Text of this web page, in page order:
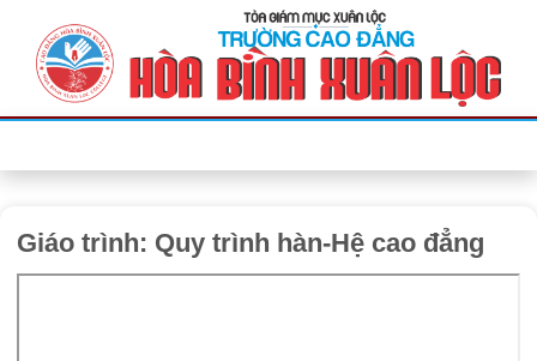
Giáo trình: Quy trình hàn-Hệ cao đẳng